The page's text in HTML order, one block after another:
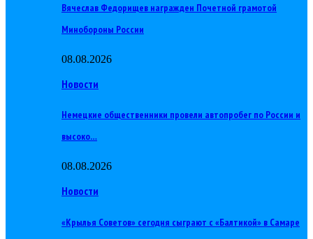
Вячеслав Федорищев награжден Почетной грамотой
Минобороны России
08.08.2026
Новости
Немецкие общественники провели автопробег по России и
высоко…
08.08.2026
Новости
«Крылья Советов» сегодня сыграют с «Балтикой» в Самаре